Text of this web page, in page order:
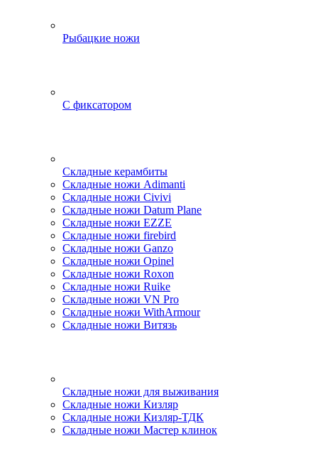
Рыбацкие ножи
С фиксатором
Складные керамбиты
Складные ножи Adimanti
Складные ножи Civivi
Складные ножи Datum Plane
Складные ножи EZZE
Складные ножи firebird
Складные ножи Ganzo
Складные ножи Opinel
Складные ножи Roxon
Складные ножи Ruike
Складные ножи VN Pro
Складные ножи WithArmour
Складные ножи Витязь
Складные ножи для выживания
Складные ножи Кизляр
Складные ножи Кизляр-ТДК
Складные ножи Мастер клинок